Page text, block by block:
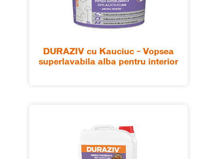
DURAZIV cu Kauciuc – Vopsea
superlavabila alba pentru interior